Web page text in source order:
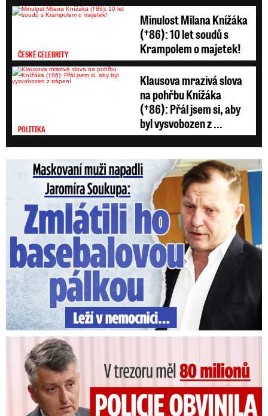
ČESKÉ CELEBRITY
Minulost Milana Knížáka
(†86): 10 let soudů s
Krampolem o majetek!
POLITIKA
Klausova mrazivá slova
na pohřbu Knížáka
(†86): Přál jsem si, aby
byl vysvobozen z ...
Maskovaní muži napadli Jaromíra Soukupa: Krvavá nakládačka
V trezoru měl 80 milionů: Policie obvinila exšéfa železnic!